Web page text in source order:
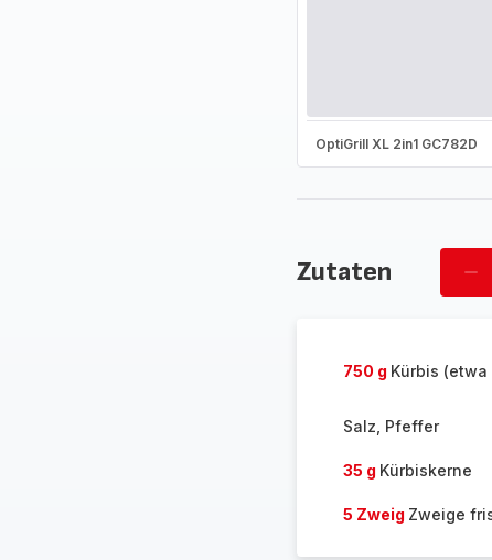
OptiGrill XL 2in1 GC782D
Zutaten
750 g Kürbis
Salz, Pfeffer
35 g Kürbiskerne
5 Zweig Zweige